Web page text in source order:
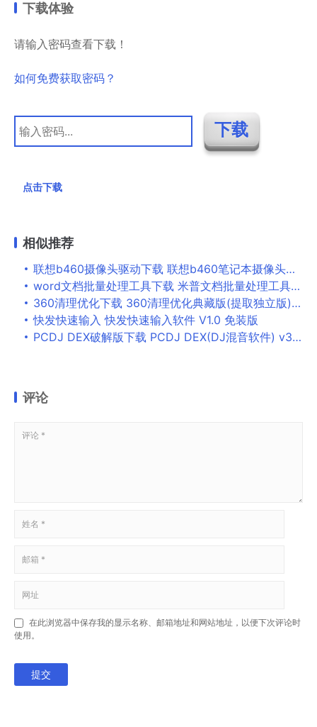
下载体验
请输入密码查看下载！
如何免费获取密码？
点击下载
相似推荐
联想b460摄像头驱动下载 联想b460笔记本摄像头驱动程序 For winXP
word文档批量处理工具下载 米普文档批量处理工具 v2018 官方免费绿色版
360清理优化下载 360清理优化典藏版(提取独立版) v14.0.1.1011 免装版
快发快速输入 快发快速输入软件 V1.0 免装版
PCDJ DEX破解版下载 PCDJ DEX(DJ混音软件) v3.20.5.1 激活免费版
评论
在此浏览器中保存我的显示名称、邮箱地址和网站地址，以便下次评论时
使用。
提交